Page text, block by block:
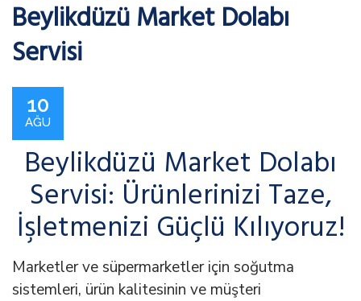
Beylikdüzü Market Dolabı
Servisi
10
AĞU
Beylikdüzü Market Dolabı
Servisi: Ürünlerinizi Taze,
İşletmenizi Güçlü Kılıyoruz!
Marketler ve süpermarketler için soğutma
sistemleri, ürün kalitesinin ve müşteri